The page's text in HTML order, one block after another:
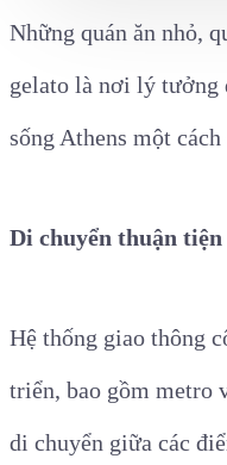
Những quán ăn nhỏ,
gelato là nơi lý tưởng
sống Athens một
Di chuyển thuận
Hệ thống giao thông
triển, bao gồm metro
di chuyển giữa các